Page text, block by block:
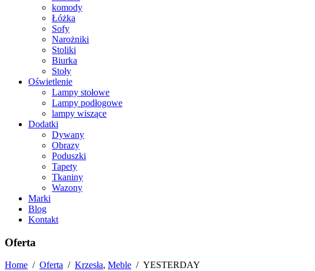
komody
Łóżka
Sofy
Narożniki
Stoliki
Biurka
Stoły
Oświetlenie
Lampy stołowe
Lampy podłogowe
lampy wiszące
Dodatki
Dywany
Obrazy
Poduszki
Tapety
Tkaniny
Wazony
Marki
Blog
Kontakt
Oferta
Home / Oferta / Krzesła, Meble / YESTERDAY